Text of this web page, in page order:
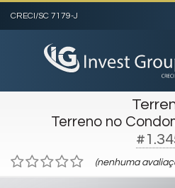
CRECI/SC 7179-J
Terreno no
(nenhuma